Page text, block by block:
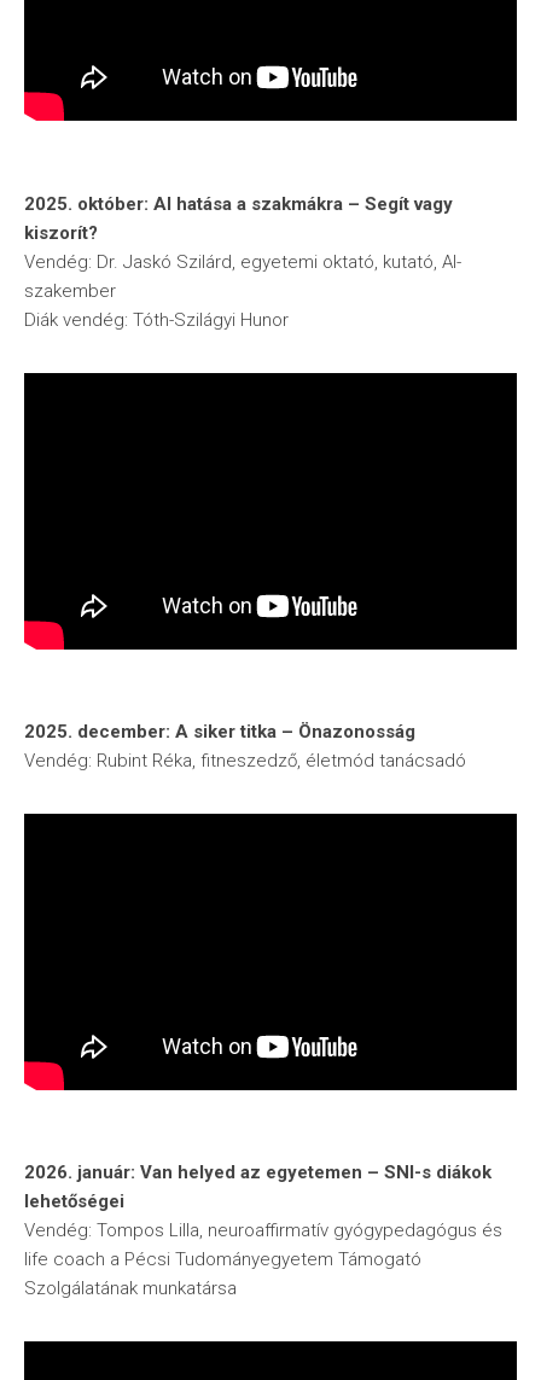
2025. október: AI hatása a szakmákra – Segít vagy
kiszorít?
Vendég: Dr. Jaskó Szilárd, egyetemi oktató, kutató, AI-
szakember
Diák vendég: Tóth-Szilágyi Hunor
2025. december: A siker titka – Önazonosság
Vendég: Rubint Réka, fitneszedző, életmód tanácsadó
2026. január: Van helyed az egyetemen – SNI-s diákok
lehetőségei
Vendég: Tompos Lilla, neuroaffirmatív gyógypedagógus és
life coach a Pécsi Tudományegyetem Támogató
Szolgálatának munkatársa